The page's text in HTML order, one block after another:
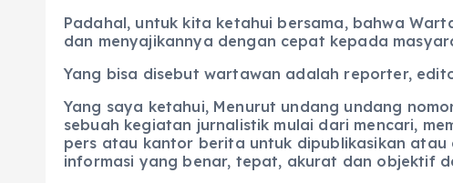
Padahal, untuk kita ketahui bersama, bahwa
dan menyajikannya dengan cepat kepada
Yang bisa disebut wartawan adalah reporter,
Yang saya ketahui, Menurut undang undang
sebuah kegiatan jurnalistik mulai dari mencari,
pers atau kantor berita untuk dipublikasikan atau
informasi yang benar, tepat, akurat dan objektif